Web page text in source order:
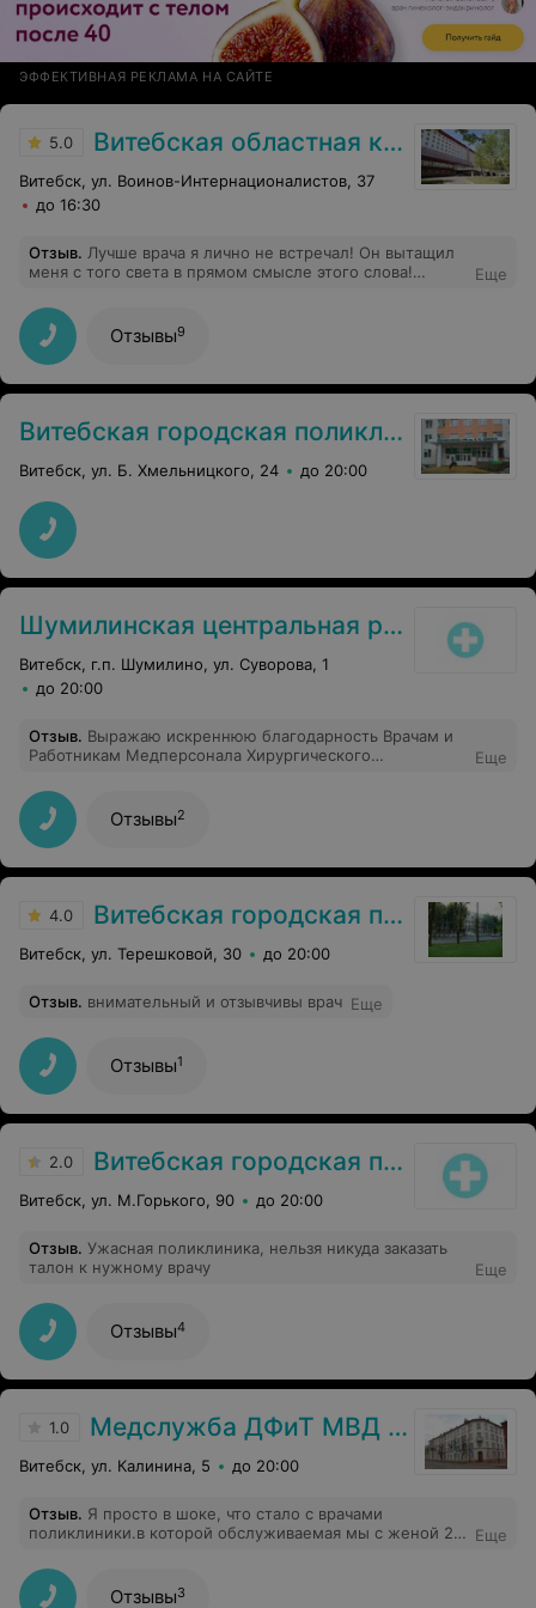
ЭФФЕКТИВНАЯ РЕКЛАМА НА САЙТЕ
5.0 Витебская областная клиническая больница
Витебск, ул. Воинов-Интернационалистов, 37
до 16:30
Отзыв. Лучше врача я лично не встречал! Он вытащил
меня с того света в прямом смысле этого слова!
его отделения! Слаженной работе на всех уровнях!
Долгих лет Вам жизни и здоровья а также терпения!
Огромное Вам человеческое спасибо!!!
Еще
Отзывы9
Витебская городская поликлиника №4 им. В. И. Ленина
Витебск, ул. Б. Хмельницкого, 24 до 20:00
Шумилинская центральная районная больница
Витебск, г.п. Шумилино, ул. Суворова, 1
до 20:00
Отзыв. Выражаю искреннюю благодарность Врачам и
Работникам Медперсонала Хирургического
Медперсонала Реанимации.Произвели сложную
операцию и помогли поставить на ноги в течении двух
недель человека в возрасте 85 лет.Профессиональный
подход к работе,уход,забота.Спасибо огромное!
Еще
Отзывы2
4.0 Витебская городская поликлиника №1
Витебск, ул. Терешковой, 30 до 20:00
Отзыв. внимательный и отзывчивы врач Еще
Отзывы1
2.0 Витебская городская поликлиника №2
Витебск, ул. М.Горького, 90 до 20:00
Отзыв. Ужасная поликлиника, нельзя никуда заказать
талон к нужному врачу
Еще
Отзывы4
1.0 Медслужба ДФиТ МВД Витебска
Витебск, ул. Калинина, 5 до 20:00
Отзыв. Я просто в шоке, что стало с врачами
поликлиники.в которой обслуживаемая мы с женой 25
6.08.21 на 9.24. в каб.2.12 Моя жена последнее время
стала плохо себя чувствовать. Заранее приехали к
Еще
Отзывы3